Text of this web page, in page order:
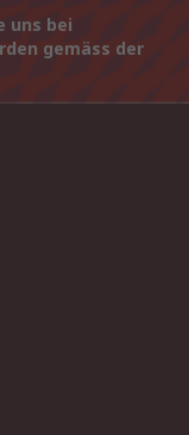
uns bei
gemäss der